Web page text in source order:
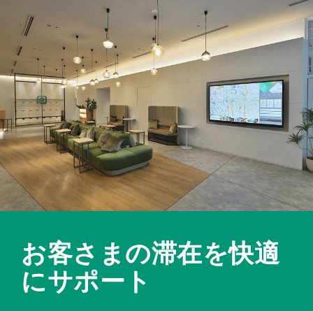
お客さまの滞在を快適
にサポート